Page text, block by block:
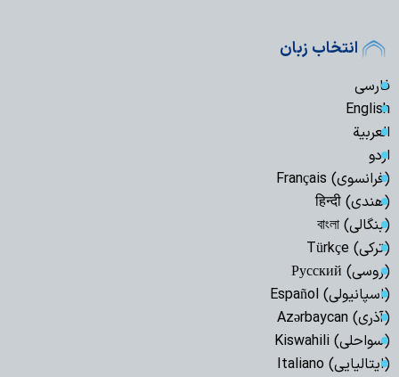
انتخاب زبان
فارسی
English
العربیة
اردو
(فرانسوی) Français
(هندی) हिन्दी
(بنگالی) বাংলা
(ترکی) Türkçe
(روسی) Русский
(اسپانیولی) Español
(آذری) Azərbaycan
(سواحلی) Kiswahili
(ایتالیایی) Italiano